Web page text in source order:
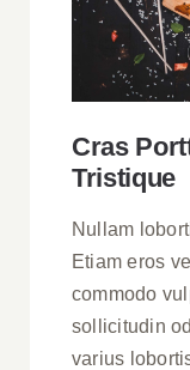
Cras
Tristique
Nullam
Etiam eros
commodo
sollicitudin
varius